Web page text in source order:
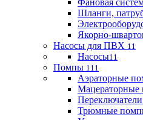
Фановая
Шланги,
Якорно-
Насосы для ПВХ 11
Насосы11
Помпы 111
Аэраторные
Трюмные